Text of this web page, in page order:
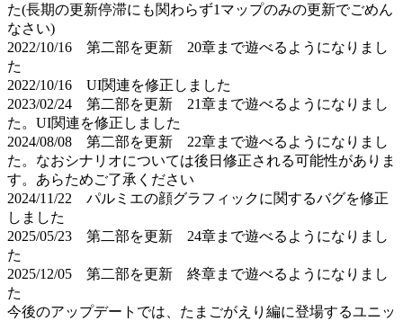
た(長期の更新停滞にも関わらず1マップのみの更新でごめん
なさい)
2022/10/16 第二部を更新 20章まで遊べるようになりまし
た
2022/10/16 UI関連を修正しました
2023/02/24 第二部を更新 21章まで遊べるようになりまし
た。UI関連を修正しました
2024/08/08 第二部を更新 22章まで遊べるようになりまし
た。なおシナリオについては後日修正される可能性がありま
す。あらためご了承ください
2024/11/22 パルミエの顔グラフィックに関するバグを修正
しました
2025/05/23 第二部を更新 24章まで遊べるようになりまし
た
2025/12/05 第二部を更新 終章まで遊べるようになりまし
た
今後のアップデートでは、たまごがえり編に登場するユニッ